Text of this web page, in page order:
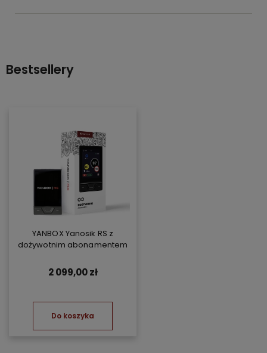
Bestsellery
YANBOX Yanosik RS z
dożywotnim abonamentem
2 099,00 zł
Do koszyka